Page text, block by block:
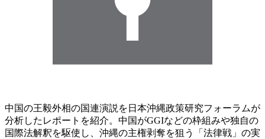
中国の王毅外相の国連演説を日本沖縄政策研究フォーラムが
分析したレポートを紹介。中国がGGIなどの枠組みや独自の
国際法解釈を駆使し、沖縄の主権剥奪を狙う「法律戦」の実